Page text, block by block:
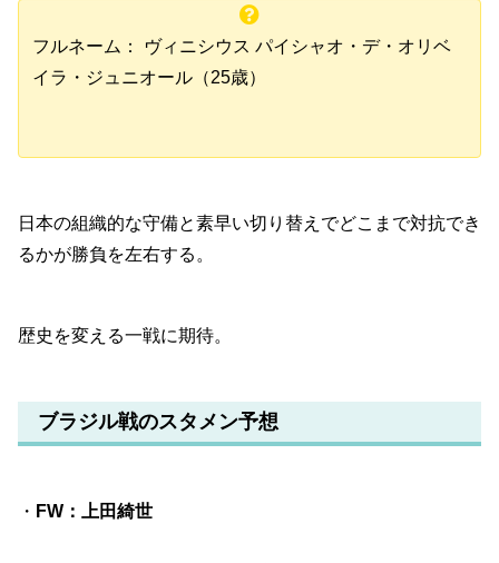
フルネーム： ヴィニシウス パイシャオ・デ・オリベ
イラ・ジュニオール（25歳）
日本の組織的な守備と素早い切り替えでどこまで対抗でき
るかが勝負を左右する。
歴史を変える一戦に期待。
ブラジル戦のスタメン予想
・ FW：上田綺世